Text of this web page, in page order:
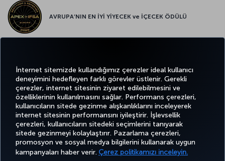
İnternet sitemizde kullandığımız çerezler ideal kullanıcı
deneyimini hedefleyen farklı görevler üstlenir. Gerekli
çerezler, internet sitesinin ziyaret edilebilmesini ve
özelliklerinin kullanılmasını sağlar. Performans çerezleri,
kullanıcıların sitede gezinme alışkanlıklarını inceleyerek
internet sitesinin performansını iyileştirir. İşlevsellik
çerezleri, kullanıcıların sitedeki seçimlerini tanıyarak
sitede gezinmeyi kolaylaştırır. Pazarlama çerezleri,
promosyon ve sosyal medya bilgilerini kullanarak uygun
kampanyaları haber verir. Çerez politikamızı inceleyin.
AVRUPA’NIN EN İYİ YİYECEK ve İÇECEK ÖDÜLÜ
TwitterFacebook
Instagram
YoutubeLinkedIn
TiktokBlogPinterest
BİLET
YÖNET
FIRSATLAR
NOKTALARI
AIRLINES
HOLIDAYS
MILES&SMILES
Bilgi Toplumu Hizmetleri Erişilebilirlik Gizlilik ve Çerez Politikası Yasal Uyarı Yolcu Hakları
Çerez Ayarlarını Değiştir 49 69 86 799 849